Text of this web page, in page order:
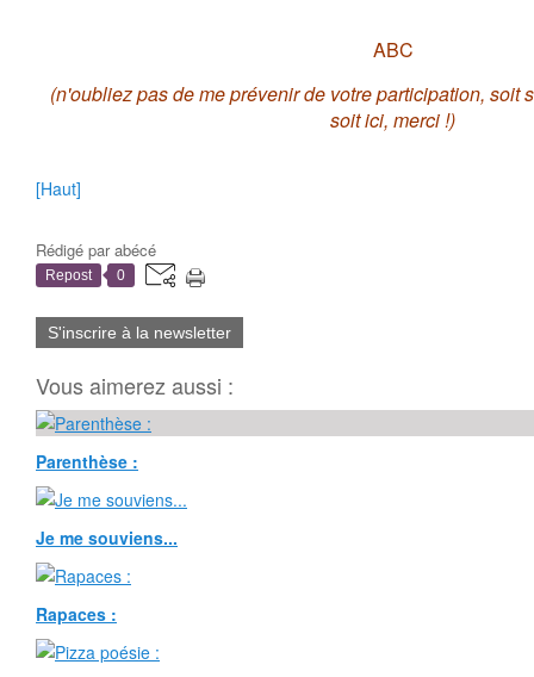
ABC
(n'oubliez pas de me prévenir de votre participation, soit
soit ici, merci !)
[Haut]
Rédigé parabécé
Repost 0
S'inscrire à la newsletter
Vous aimerez aussi :
Parenthèse :
Je me souviens...
Rapaces :